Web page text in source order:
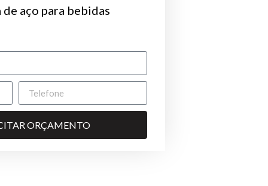
aço para bebidas
ORÇAMENTO